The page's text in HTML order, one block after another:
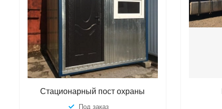
Стационарный пост охраны
Под заказ